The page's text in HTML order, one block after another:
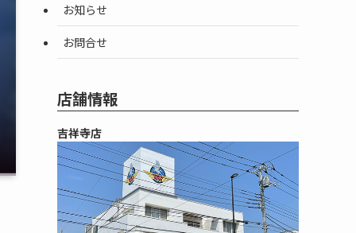
お知らせ
お問合せ
店舗情報
吉祥寺店